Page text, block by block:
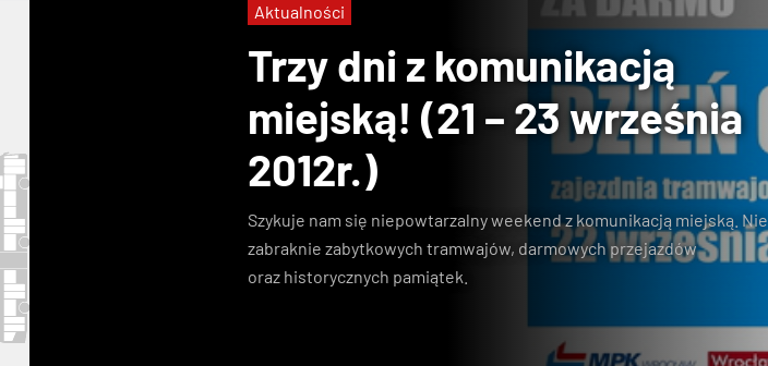
Trzy dni z komunikacją
miejską! (21 – 23 września
2012r.)
Szykuje nam się niepowtarzalny weekend z komunikacją miejską . Nie
zabraknie zabytkowych tramwajów, darmowych przejazdów
oraz historycznych pamiątek
Aktualności